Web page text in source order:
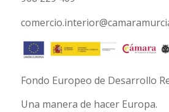
Fondo Europeo de Desarrollo
Una manera de hacer Europa.